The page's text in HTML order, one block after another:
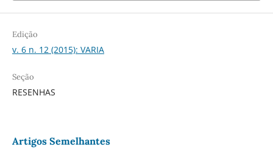
Edição
v. 6 n. 12 (2015): VARIA
Seção
RESENHAS
Artigos Semelhantes